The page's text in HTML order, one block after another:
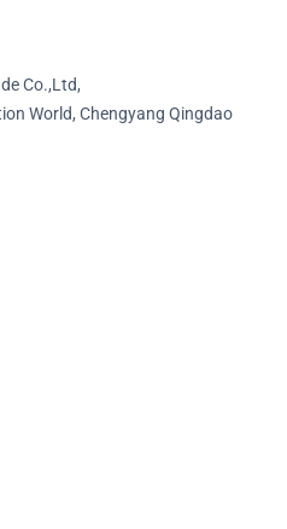
Co.,Ltd,
World, Chengyang Qingdao